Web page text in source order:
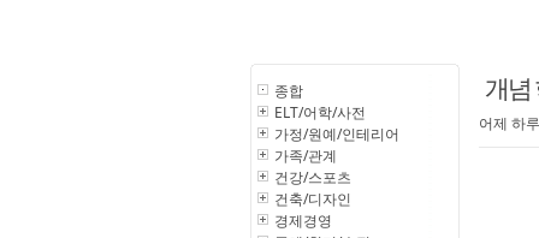
종합
ELT/어학/사전
가정/원예/인테리어
가족/관계
건강/스포츠
건축/디자인
경제경영
개념
어제 하